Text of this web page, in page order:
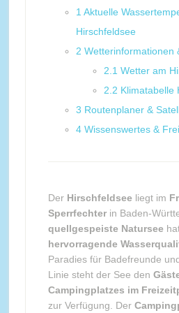
1 Aktuelle
Hirschfeldsee
2 Wetterinformationen
2.1 Wetter am
2.2 Klimatabelle
3 Routenplaner &
4 Wissenswertes &
Der Hirschfeldsee liegt im
Sperrfechterin Baden-
quellgespeiste Natursee
hervorragende
Paradies für Badefreunde
Linie steht der See den
Campingplatzes im
zur Verfügung. Der